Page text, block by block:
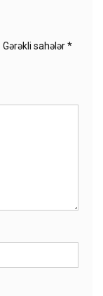
Gərəkli sahələr*